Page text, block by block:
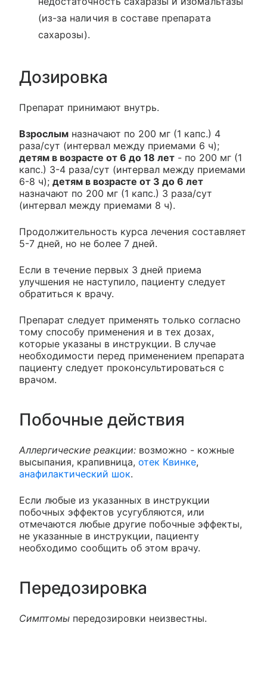
(из-за наличия в составе препарата
сахарозы).
Дозировка
Препарат принимают внутрь.
Взрослым назначают по 200 мг (1 капс.) 4
раза/сут (интервал между приемами 6 ч);
детям в возрасте от 6 до 18 лет - по 200 мг (1
капс.) 3-4 раза/сут (интервал между приемами
6-8 ч); детям в возрасте от 3 до 6 лет
назначают по 200 мг (1 капс.) 3 раза/сут
(интервал между приемами 8 ч).
Продолжительность курса лечения составляет
5-7 дней, но не более 7 дней.
Если в течение первых 3 дней приема
улучшения не наступило, пациенту следует
обратиться к врачу.
Препарат следует применять только согласно
тому способу применения и в тех дозах,
которые указаны в инструкции. В случае
необходимости перед применением препарата
пациенту следует проконсультироваться с
врачом.
Побочные действия
Аллергические реакции: возможно - кожные
высыпания, крапивница, отек Квинке,
анафилактический шок.
Если любые из указанных в инструкции
побочных эффектов усугубляются, или
отмечаются любые другие побочные эффекты,
не указанные в инструкции, пациенту
необходимо сообщить об этом врачу.
Передозировка
Симптомы передозировки неизвестны.